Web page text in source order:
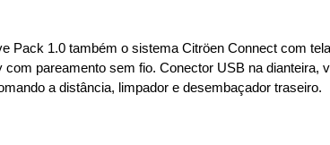
Pack 1.0 também o sistema Citröen Connect com
pareamento sem fio. Conector USB na
a distância, limpador e desembaçador traseiro.